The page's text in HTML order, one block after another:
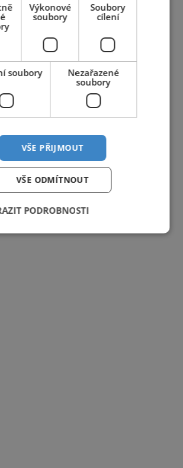
Výkonové
soubory
Soubory
cílení
soubory
Nezařazené
soubory
VŠE PŘIJMOUT
VŠE ODMÍTNOUT
PODROBNOSTI